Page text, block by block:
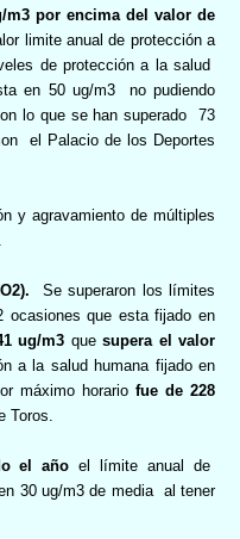
m3 por encima del valor de
limite anual de protección a
de protección a la salud
en 50 ug/m3
no pudiendo
lo que se han superado
73
el Palacio de los Deportes
y agravamiento de múltiples
Se superaron los límites
ocasiones que esta fijado en
ug/m3 quesupera el valor
a la salud humana fijado en
máximo horariofue de 228
Toros.
el año el límite anual de
30 ug/m3 de media
al tener